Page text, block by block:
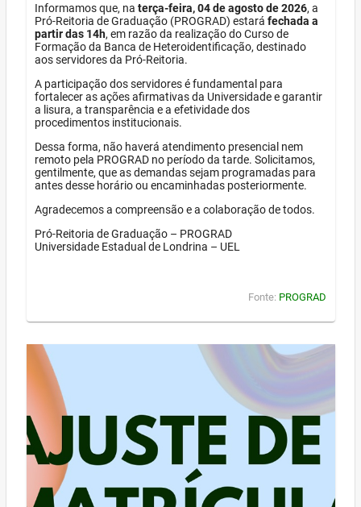
Informamos que, na terça-feira, 04 de agosto de 2026, a
Pró-Reitoria de Graduação (PROGRAD) estará fechada a
partir das 14h, em razão da realização do Curso de
Formação da Banca de Heteroidentificação, destinado
aos servidores da Pró-Reitoria.
A participação dos servidores é fundamental para
fortalecer as ações afirmativas da Universidade e garantir
a lisura, a transparência e a efetividade dos
procedimentos institucionais.
Dessa forma, não haverá atendimento presencial nem
remoto pela PROGRAD no período da tarde. Solicitamos,
gentilmente, que as demandas sejam programadas para
antes desse horário ou encaminhadas posteriormente.
Agradecemos a compreensão e a colaboração de todos.
Pró-Reitoria de Graduação – PROGRAD
Universidade Estadual de Londrina – UEL
Fonte: PROGRAD